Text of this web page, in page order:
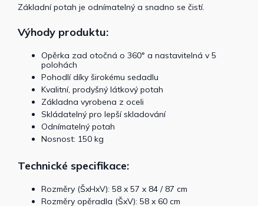
Základní potah je odnímatelný a snadno se čistí.
Výhody produktu:
Opěrka zad otočná o 360° a nastavitelná v 5
polohách
Pohodlí díky širokému sedadlu
Kvalitní, prodyšný látkový potah
Základna vyrobena z oceli
Skládatelný pro lepší skladování
Odnímatelný potah
Nosnost: 150 kg
Technické specifikace:
Rozměry (ŠxHxV): 58 x 57 x 84 / 87 cm
Rozměry opěradla (ŠxV): 58 x 60 cm